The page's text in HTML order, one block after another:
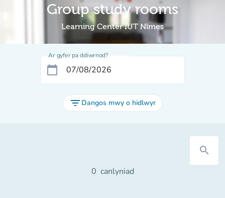
Group study rooms
Learning Center IUT Nîmes
Ar gyfer pa ddiwrnod?
calendar_today
filter_list Dangos mwy o hidlwyr
search
0 canlyniad